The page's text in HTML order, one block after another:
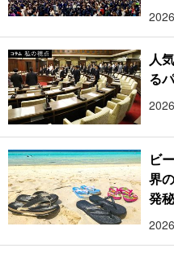
人
る
ビ
界
発